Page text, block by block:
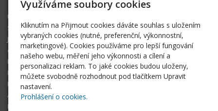
Úvodní stránka
STUDIO
JIHLAVA
eOSOBNOST
ROK INFORMATIKY
MIKULOV
EGOVERNMENT THE BEST
ARCHIV MAGAZÍNU
DOTAZ
Využíváme soubory cookies
Kliknutím na Přijmout cookies dáváte souhlas s uložením
vybraných cookies (nutné, preferenční, výkonnostní,
marketingové). Cookies používáme pro lepší fungování
našeho webu, měření jeho výkonnosti a cílení a
personalizaci reklam. To jaké cookies budou uloženy,
můžete svobodně rozhodnout pod tlačítkem Upravit
nastavení.
Prohlášení o cookies.